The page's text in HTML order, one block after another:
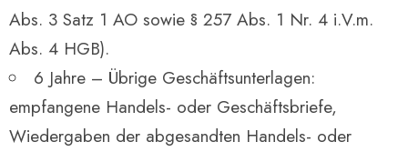
Abs. 3 Satz 1 AO sowie § 257 Abs. 1 Nr. 4 i.V.m.
Abs. 4 HGB).
6 Jahre – Übrige Geschäftsunterlagen:
empfangene Handels- oder Geschäftsbriefe,
Wiedergaben der abgesandten Handels- oder